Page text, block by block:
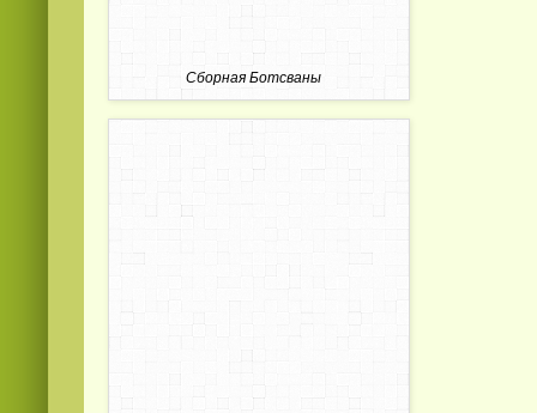
Сборная Ботсваны